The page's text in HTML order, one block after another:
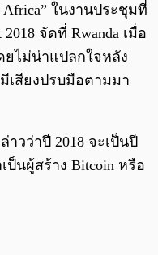
Africa” ในงานประชุมที่
จัดที่ Rwanda เมื่อ
ไม่น่าแปลกใจหลัง
เสียงปรบมือตามมา
วว่าปี 2018 จะเป็นปี
ป็นผู้สร้าง Bitcoin หรือ